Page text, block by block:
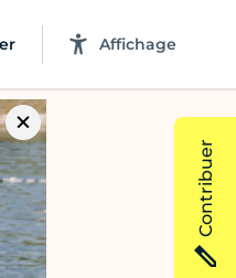
Affichage
Contribuer